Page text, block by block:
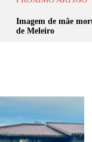
Imagem de mãe
de Meleiro